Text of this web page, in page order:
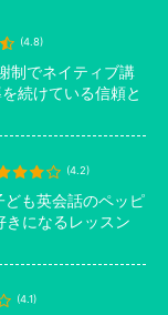
(4.8)
制でネイティブ講
続けている信頼と
(4.2)
も英会話のペッピ
きになるレッスン
(4.1)